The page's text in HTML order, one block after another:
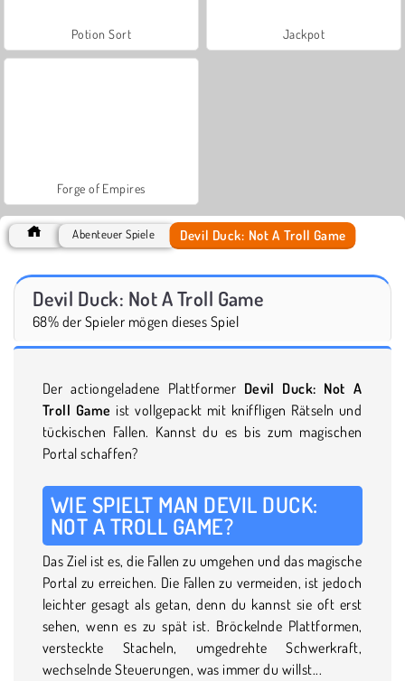
Potion Sort Jackpot
Forge of Empires
Abenteuer Spiele Devil Duck: Not A Troll Game
Devil Duck: Not A Troll Game
68% der Spieler mögen dieses Spiel
Der actiongeladene Plattformer Devil Duck: Not A
Troll Game ist vollgepackt mit kniffligen Rätseln und
tückischen Fallen. Kannst du es bis zum magischen
Portal schaffen?
WIE SPIELT MAN DEVIL DUCK:
NOT A TROLL GAME?
Das Ziel ist es, die Fallen zu umgehen und das magische
Portal zu erreichen. Die Fallen zu vermeiden, ist jedoch
leichter gesagt als getan, denn du kannst sie oft erst
sehen, wenn es zu spät ist. Bröckelnde Plattformen,
versteckte Stacheln, umgedrehte Schwerkraft,
wechselnde Steuerungen, was immer du willst...